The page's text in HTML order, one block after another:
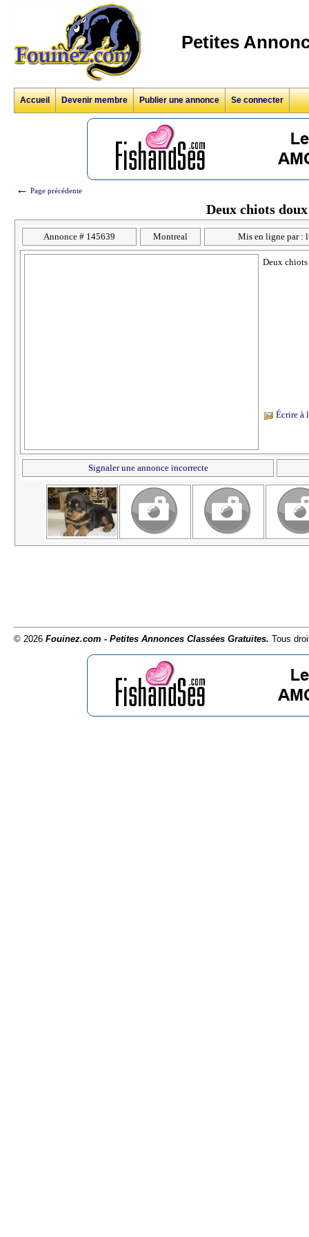
Petites
Accueil Devenir membre Publier une annonce Se connecter
← Page précédente
Deux chiots
Annonce # 145639 Montreal Mis en ligne par :
Deux
Écrire à
Signaler une annonce incorrecte
© 2026 Fouinez.com - Petites Annonces Classées Gratuites. Tous